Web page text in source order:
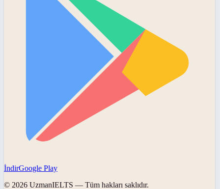
İndirGoogle Play
© 2026 UzmanIELTS — Tüm hakları saklıdır.